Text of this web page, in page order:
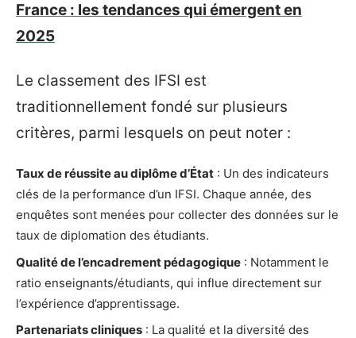
France : les tendances qui émergent en
2025
Le classement des IFSI est
traditionnellement fondé sur plusieurs
critères, parmi lesquels on peut noter :
Taux de réussite au diplôme d’État : Un des indicateurs
clés de la performance d’un IFSI. Chaque année, des
enquêtes sont menées pour collecter des données sur le
taux de diplomation des étudiants.
Qualité de l’encadrement pédagogique : Notamment le
ratio enseignants/étudiants, qui influe directement sur
l’expérience d’apprentissage.
Partenariats cliniques : La qualité et la diversité des